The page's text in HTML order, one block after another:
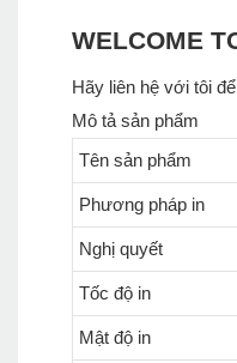
WELCOME
Hãy liên hệ với tôi
Mô tả sản phẩm
Tên sản phẩm
Phương pháp in
Nghị quyết
Tốc độ in
Mật độ in